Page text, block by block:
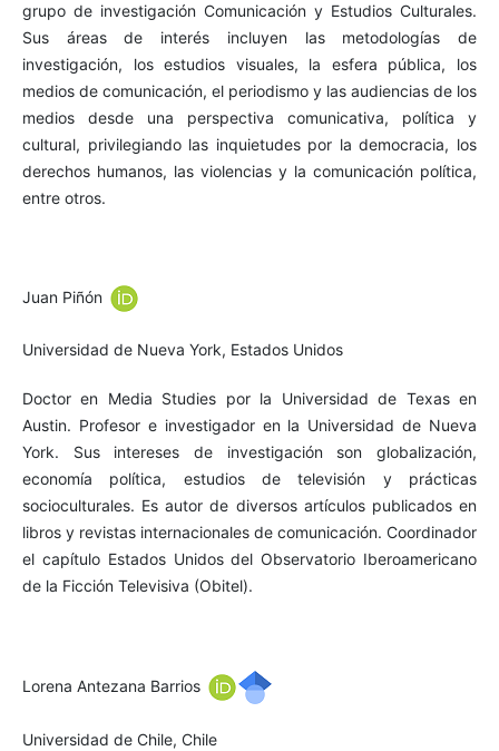
grupo de investigación Comunicación y Estudios Culturales.
Sus áreas de interés incluyen las metodologías de
investigación, los estudios visuales, la esfera pública, los
medios de comunicación, el periodismo y las audiencias de los
medios desde una perspectiva comunicativa, política y
cultural, privilegiando las inquietudes por la democracia, los
derechos humanos, las violencias y la comunicación política,
entre otros.
Juan Piñón
Universidad de Nueva York, Estados Unidos
Doctor en Media Studies por la Universidad de Texas en
Austin. Profesor e investigador en la Universidad de Nueva
York. Sus intereses de investigación son globalización,
economía política, estudios de televisión y prácticas
socioculturales. Es autor de diversos artículos publicados en
libros y revistas internacionales de comunicación. Coordinador
el capítulo Estados Unidos del Observatorio Iberoamericano
de la Ficción Televisiva (Obitel).
Lorena Antezana Barrios
Universidad de Chile, Chile